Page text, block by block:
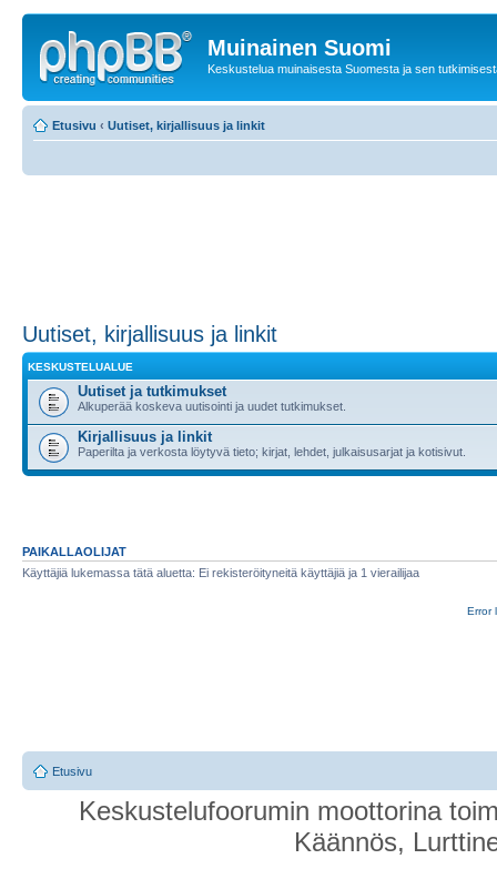
Muinainen Suomi
Keskustelua muinaisesta Suomesta ja sen
Etusivu ‹ Uutiset, kirjallisuus ja linkit
Uutiset, kirjallisuus ja linkit
KESKUSTELUALUE
Uutiset ja tutkimukset
Alkuperää koskeva uutisointi ja uudet tutkimukset.
Kirjallisuus ja linkit
Paperilta ja verkosta löytyvä tieto; kirjat, lehdet, julkaisusarjat ja kotisivut.
PAIKALLAOLIJAT
Käyttäjiä lukemassa tätä aluetta: Ei rekisteröityneitä käyttäjiä ja 1 vierailijaa
Error
Etusivu
Keskustelufoorumin moottorina
Käännös,